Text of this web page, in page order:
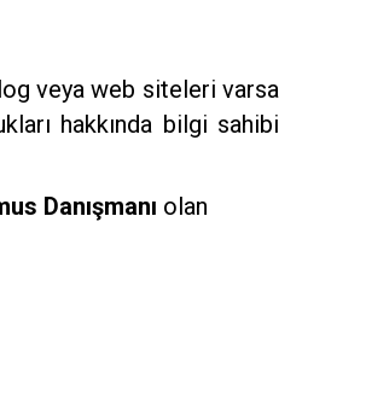
veya web siteleri varsa
hakkında bilgi sahibi
Danışmanı olan